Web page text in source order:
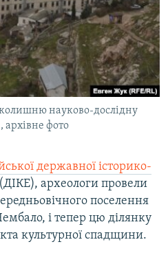
науково-дослідну
архівне фото
державної історико-
(ДІКЕ), археологи провели
поселення
і тепер цю ділянку
культурної спадщини.